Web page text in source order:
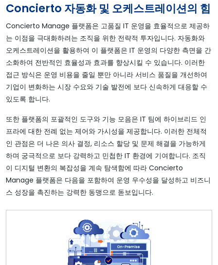
Concierto 자동화 및 오케스트레이션의 힘
Concierto Manage 플랫폼은 고품질 IT 운영을 효율적으로 제공하
는 이점을 극대화하려는 조직을 위한 전략적 투자입니다. 자동화와
오케스트레이션을 활용하여 이 플랫폼은 IT 운영의 다양한 측면을 간
소화하여 전반적인 효율성과 효과를 향상시킬 수 있습니다. 이러한
접근 방식은 운영 비용을 줄일 뿐만 아니라 서비스 품질을 개선하여
기업이 변화하는 시장 수요와 기술 발전에 보다 신속하게 대응할 수
있도록 합니다.
또한 플랫폼의 포괄적인 도구와 기능 모음은 IT 팀에 하이브리드 인
프라에 대한 전례 없는 제어와 가시성을 제공합니다. 이러한 전체적
인 관점은 더 나은 의사 결정, 리소스 할당 및 문제 해결을 가능하게
하며 궁극적으로 보다 강력하고 민첩한 IT 환경에 기여합니다. 조직
이 디지털 변환의 복잡성을 계속 탐색함에 따라 Concierto
Manage 플랫폼은 다음을 포함하여 운영 우수성을 달성하고 비즈니
스 성장을 촉진하는 강력한 동맹으로 돋보입니다.